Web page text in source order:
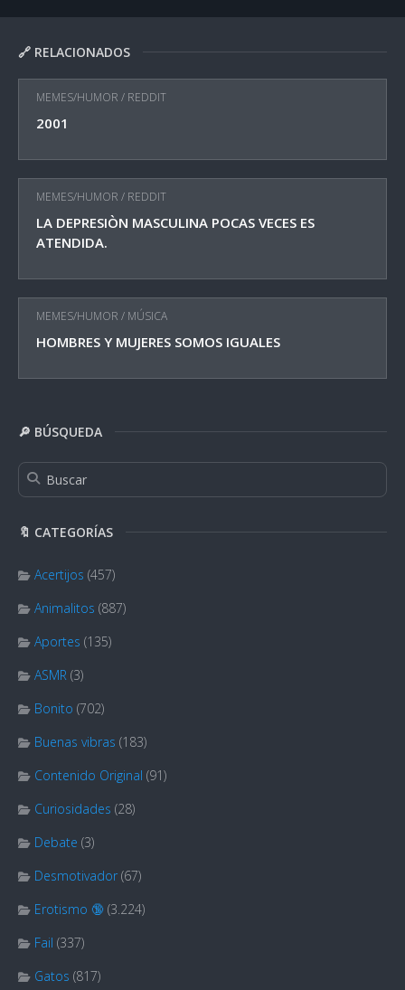
🔗 RELACIONADOS
MEMES/HUMOR / REDDIT
2001
MEMES/HUMOR / REDDIT
LA DEPRESIÒN MASCULINA POCAS VECES ES
ATENDIDA.
MEMES/HUMOR / MÚSICA
HOMBRES Y MUJERES SOMOS IGUALES
🔎 BÚSQUEDA
🔖 CATEGORÍAS
Acertijos (457)
Animalitos (887)
Aportes (135)
ASMR (3)
Bonito (702)
Buenas vibras (183)
Contenido Original (91)
Curiosidades (28)
Debate (3)
Desmotivador (67)
Erotismo 🔞 (3.224)
Fail (337)
Gatos (817)